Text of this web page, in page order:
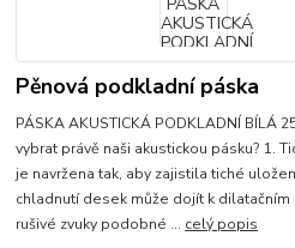
Pěnová podkladní páska
PÁSKA AKUSTICKÁ PODKLADNÍ BÍLÁ
vybrat právě naši akustickou pásku? 1.
je navržena tak, aby zajistila tiché
chladnutí desek může dojít k
rušivé zvuky podobné ... celý popis